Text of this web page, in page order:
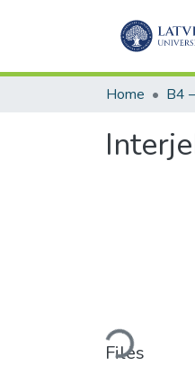
Home
Loading...
Files